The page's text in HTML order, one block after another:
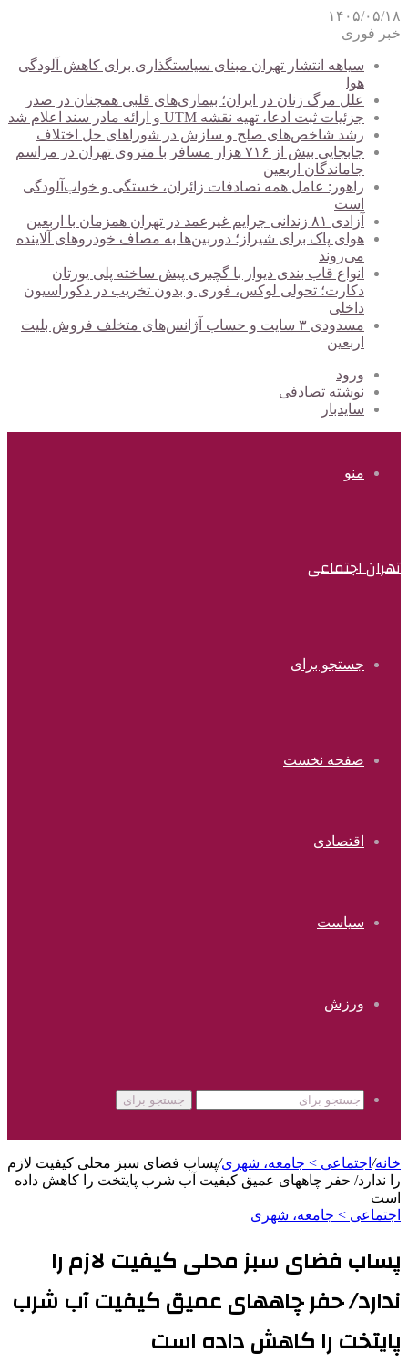
۱۴۰۵/۰۵/۱۸
خبر فوری
سیاهه انتشار تهران مبنای سیاستگذاری برای کاهش آلودگی
هوا
علل مرگ زنان در ایران؛ بیماری‌های قلبی همچنان در صدر
جزئیات ثبت ادعا، تهیه نقشه UTM و ارائه مادر سند اعلام شد
رشد شاخص‌های صلح و سازش در شوراهای حل اختلاف
جابجایی بیش از ۷۱۶ هزار مسافر با متروی تهران در مراسم
جاماندگان اربعین
راهور: عامل همه تصادفات زائران، خستگی و خواب‌آلودگی
است
آزادی ۸۱ زندانی جرایم غیرعمد در تهران همزمان با اربعین
هوای پاک برای شیراز؛ دوربین‌ها به مصاف خودروهای آلاینده
می‌روند
انواع قاب بندی دیوار با گچبری پیش ساخته پلی یورتان
دکارت؛ تحولی لوکس، فوری و بدون تخریب در دکوراسیون
داخلی
مسدودی ۳ سایت و حساب آژانس‌های متخلف فروش بلیت
اربعین
ورود
نوشته تصادفی
سایدبار
منو
تهران اجتماعی
جستجو برای
صفحه نخست
اقتصادی
سیاست
ورزش
جستجو برای
خانه/ اجتماعی > جامعه، شهری/پساب فضای سبز محلی کیفیت لازم
را ندارد/ حفر چاههای عمیق کیفیت آب شرب پایتخت را کاهش داده
است
اجتماعی > جامعه، شهری
پساب فضای سبز محلی کیفیت لازم را
ندارد/ حفر چاههای عمیق کیفیت آب شرب
پایتخت را کاهش داده است